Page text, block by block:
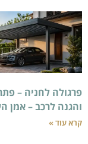
פתרון הצללה
העץ